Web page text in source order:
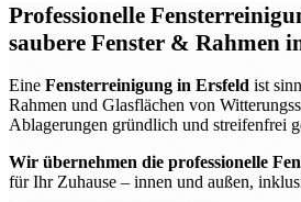
Professionelle
saubere Fenster & Rahmen
Eine Fensterreinigung in Ersfeld ist
Rahmen und Glasflächen von
Ablagerungen gründlich und streifenfrei
Wir übernehmen die professionelle
für Ihr Zuhause – innen und außen,